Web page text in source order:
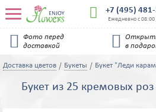
 +7 (495)
Ежедневно с 08:00

Фото перед
доставкой

в
Доставка цветов Букеты Букет "Леди
Букет из 25 кремовых